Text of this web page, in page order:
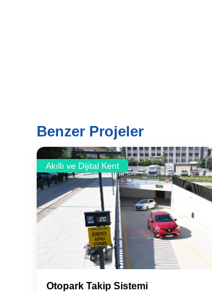
Benzer Projeler
Akıllı ve Dijital Kent
Otopark Takip Sistemi